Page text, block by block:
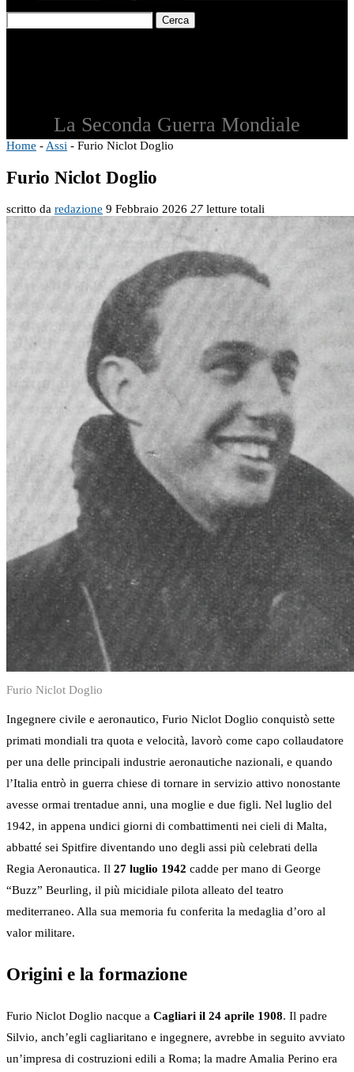
Cerca
La Seconda Guerra Mondiale
Home - Assi - Furio Niclot Doglio
Furio Niclot Doglio
scritto da redazione 9 Febbraio 2026 27 letture totali
Furio Niclot Doglio
Ingegnere civile e aeronautico, Furio Niclot Doglio conquistò sette
primati mondiali tra quota e velocità, lavorò come capo collaudatore
per una delle principali industrie aeronautiche nazionali, e quando
l’Italia entrò in guerra chiese di tornare in servizio attivo nonostante
avesse ormai trentadue anni, una moglie e due figli. Nel luglio del
1942, in appena undici giorni di combattimenti nei cieli di Malta,
abbatté sei Spitfire diventando uno degli assi più celebrati della
Regia Aeronautica. Il 27 luglio 1942 cadde per mano di George
“Buzz” Beurling, il più micidiale pilota alleato del teatro
mediterraneo. Alla sua memoria fu conferita la medaglia d’oro al
valor militare.
Origini e la formazione
Furio Niclot Doglio nacque a Cagliari il 24 aprile 1908. Il padre
Silvio, anch’egli cagliaritano e ingegnere, avrebbe in seguito avviato
un’impresa di costruzioni edili a Roma; la madre Amalia Perino era